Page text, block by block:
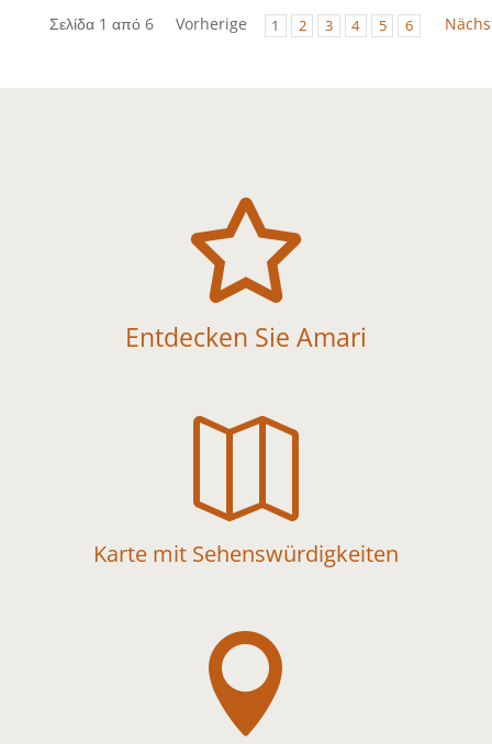
Σελίδα 1 από 6 Vorherige 1 2 3 4 5 6

Entdecken Sie Amari

Karte mit Sehenswürdigkeiten
